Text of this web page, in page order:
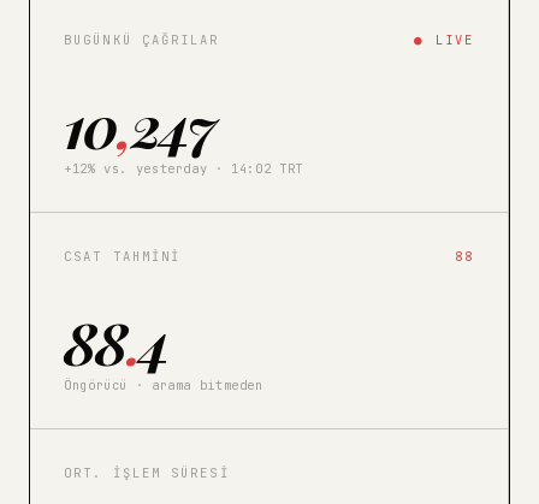
BUGÜNKÜ ÇAĞRILAR ● LIVE
10,247
+12% vs. yesterday · 14:02 TRT
CSAT TAHMINI 88
88.4
Öngörücü · arama bitmeden
ORT. İŞLEM SÜRESI